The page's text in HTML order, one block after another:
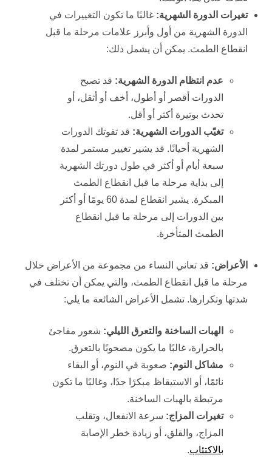
تغيرات الدورة الشهرية: غالبًا ما تكون التغييرات في
الدورة الشهرية من أول وأبرز علامات مرحلة ما قبل
انقطاع الطمث. يمكن أن يشمل ذلك:
عدم انتظام الدورة الشهرية: قد تصبح
الدورات أقصر أو أطول، أخف أو أثقل، أو
تحدث بوتيرة أكثر أو أقل.
تغيّب الدورات الشهرية: قد تفوتك الدورات
الشهرية أحيانًا. قد يشير تغيير مستمر لمدة
سبعة أيام أو أكثر في طول دورتك الشهرية
إلى بداية مرحلة ما قبل انقطاع الطمث
المبكرة. يشير انقطاع لمدة 60 يومًا أو أكثر
بين الدورات إلى مرحلة ما قبل انقطاع
الطمث المتأخرة.
الأعراض: قد تعاني النساء من مجموعة من الأعراض خلال
مرحلة ما قبل انقطاع الطمث، والتي يمكن أن تختلف في
شدتها وتكرارها. تشمل الأعراض الشائعة ما يلي:
الهبات الساخنة والتعرق الليلي: شعور مفاجئ
بالحرارة، غالبًا ما يكون مصحوبًا بالتعرق.
مشاكل النوم: صعوبة في النوم، أو البقاء
نائمًا، أو الاستيقاظ مبكرًا جدًا، وغالبًا ما تكون
مرتبطة بالهبات الساخنة.
تغيرات المزاج: سرعة الانفعال، وتقلب
المزاج، والقلق، أو زيادة خطر الإصابة
بالاكتئاب.